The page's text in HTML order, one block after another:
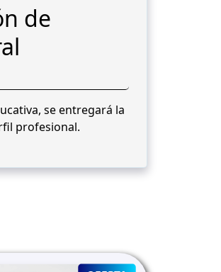
de
se entregará la
profesional.